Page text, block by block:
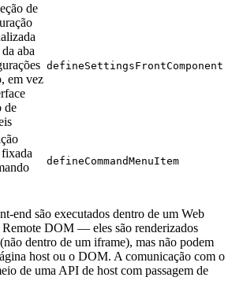
de
aba
em vez
de
defineSettingsFrontComponent
defineCommandMenuItem
end são executados dentro de um Web
DOM — eles são renderizados
dentro de um iframe), mas não podem
host ou o DOM. A comunicação com o
de uma API de host com passagem de